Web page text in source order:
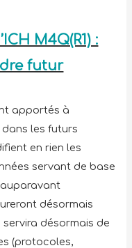
M4Q(R1) :
futur
apportés à
les futurs
en rien les
servant de base
désormais
désormais de
(protocoles,